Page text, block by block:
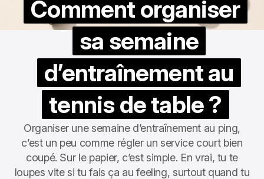
Comment organiser
sa semaine
d’entraînement au
tennis de table ?
Organiser une semaine d’entraînement au ping,
c’est un peu comme régler un service court bien
coupé. Sur le papier, c’est simple. En vrai, tu te
loupes vite si tu fais ça au feeling, surtout quand tu